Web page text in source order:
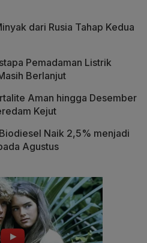
dari Rusia Tahap Kedua
Pemadaman Listrik
Berlanjut
Aman hingga Desember
Kejut
Naik 2,5% menjadi
Agustus